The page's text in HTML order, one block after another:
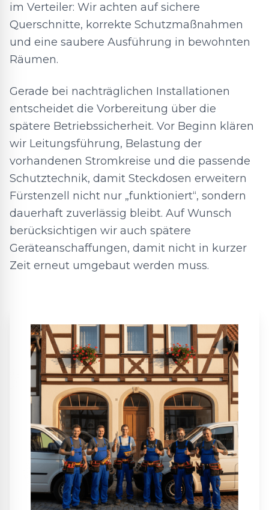
im Verteiler: Wir achten auf sichere
Querschnitte, korrekte Schutzmaßnahmen
und eine saubere Ausführung in bewohnten
Räumen.
Gerade bei nachträglichen Installationen
entscheidet die Vorbereitung über die
spätere Betriebssicherheit. Vor Beginn klären
wir Leitungsführung, Belastung der
vorhandenen Stromkreise und die passende
Schutztechnik, damit Steckdosen erweitern
Fürstenzell nicht nur „funktioniert“, sondern
dauerhaft zuverlässig bleibt. Auf Wunsch
berücksichtigen wir auch spätere
Geräteanschaffungen, damit nicht in kurzer
Zeit erneut umgebaut werden muss.